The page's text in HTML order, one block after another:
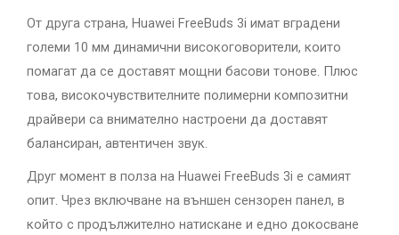
От друга страна, Huawei FreeBuds 3i имат вградени
големи 10 мм динамични високоговорители, които
помагат да се доставят мощни басови тонове. Плюс
това, високочувствителните полимерни композитни
драйвери са внимателно настроени да доставят
балансиран, автентичен звук.
Друг момент в полза на Huawei FreeBuds 3i е самият
опит. Чрез включване на външен сензорен панел, в
който с продължително натискане и едно докосване